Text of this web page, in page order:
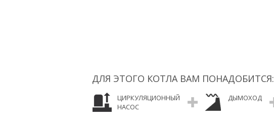
ДЛЯ ЭТОГО КОТЛА ВАМ ПОНАДОБИТСЯ:
ЦИРКУЛЯЦИОННЫЙ
НАСОС
ДЫМОХОД